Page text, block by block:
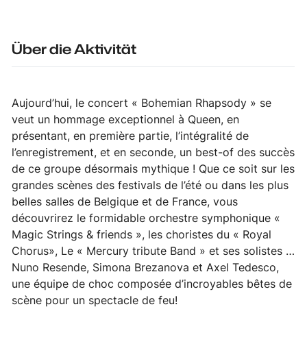
Über die Aktivität
Aujourd’hui, le concert « Bohemian Rhapsody » se
veut un hommage exceptionnel à Queen, en
présentant, en première partie, l’intégralité de
l’enregistrement, et en seconde, un best-of des succès
de ce groupe désormais mythique ! Que ce soit sur les
grandes scènes des festivals de l’été ou dans les plus
belles salles de Belgique et de France, vous
découvrirez le formidable orchestre symphonique «
Magic Strings & friends », les choristes du « Royal
Chorus», Le « Mercury tribute Band » et ses solistes …
Nuno Resende, Simona Brezanova et Axel Tedesco,
une équipe de choc composée d’incroyables bêtes de
scène pour un spectacle de feu!